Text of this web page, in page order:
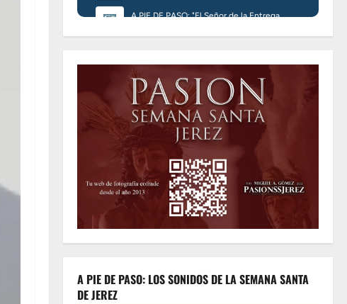
A PIE DE PASO: LOS SONIDOS DE LA SEMANA SANTA
DE JEREZ